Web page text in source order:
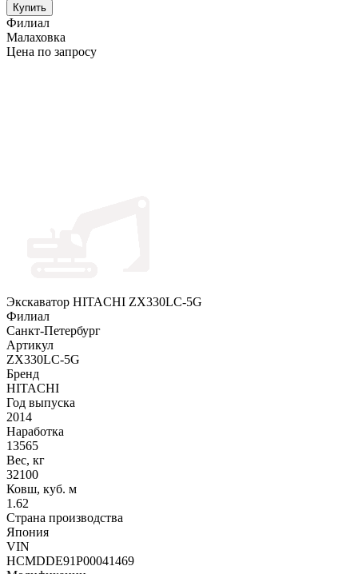
Купить
Филиал
Малаховка
Цена по запросу
Экскаватор HITACHI ZX330LC-5G
Филиал
Санкт-Петербург
Артикул
ZX330LC-5G
Бренд
HITACHI
Год выпуска
2014
Наработка
13565
Вес, кг
32100
Ковш, куб. м
1.62
Страна производства
Япония
VIN
HCMDDE91P00041469